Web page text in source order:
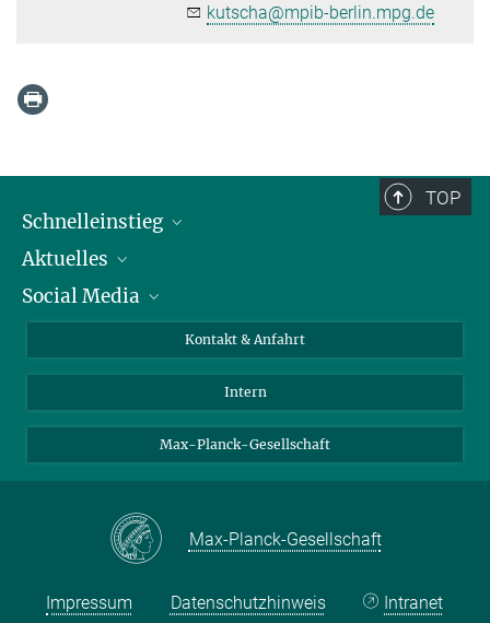
kutscha@mpib-berlin.mpg.de
TOP
Schnelleinstieg
Personen
Pressebereich
Aktuelles
Stellenangebote
Social Media
LinkedIn
Kontakt & Anfahrt
Intern
Max-Planck-Gesellschaft
Max-Planck-Gesellschaft
Impressum Datenschutzhinweis Intranet